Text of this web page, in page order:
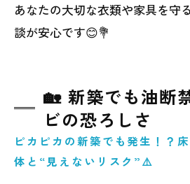
あなたの大切な衣類や家具を守
談が安心です😊💐
🏡 新築でも油断
ビの恐ろしさ
ピカピカの新築でも発生！？
体と“見えないリスク”⚠️